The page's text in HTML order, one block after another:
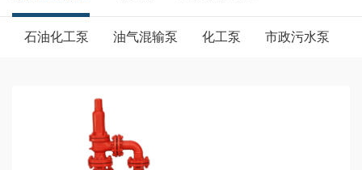
石油化工泵 油气混输泵 化工泵 市政污水泵